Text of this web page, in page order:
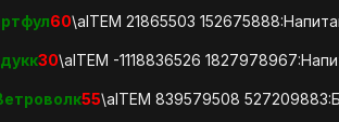
60\aITEM 21865503
30\aITEM -1118836526
55\aITEM 839579508